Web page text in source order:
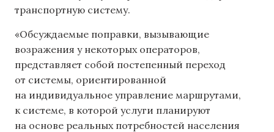
транспортную систему.
«Обсуждаемые поправки, вызывающие
возражения у некоторых операторов,
представляет собой постепенный переход
от системы, ориентированной
на индивидуальное управление маршрутами,
к системе, в которой услуги планируют
на основе реальных потребностей населения